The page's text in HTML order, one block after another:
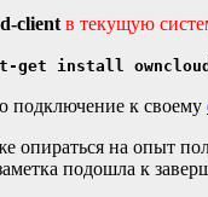
client в текущую
get install
подключение к своему
опираться на опыт
подошла к